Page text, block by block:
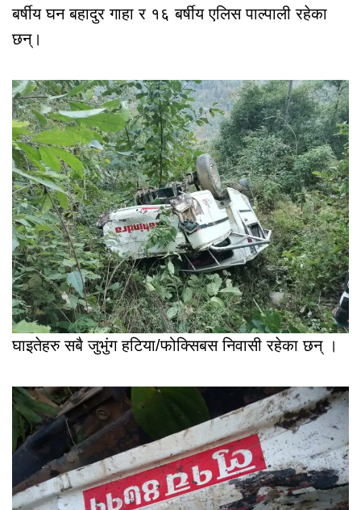
बर्षीय घन बहादुर गाहा र १६ बर्षीय एलिस पाल्पाली रहेका
छन्।
घाइतेहरु सबै जुभुंग हटिया/फोक्सिबस निवासी रहेका छन् ।